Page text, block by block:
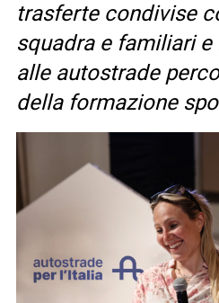
trasferte condivise
squadra e familiari
alle autostrade
della formazione